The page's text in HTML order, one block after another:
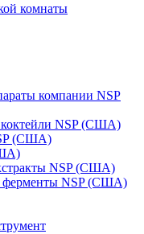
комнаты
компании NSP
NSP (США)
(США)
NSP (США)
ферменты NSP (США)